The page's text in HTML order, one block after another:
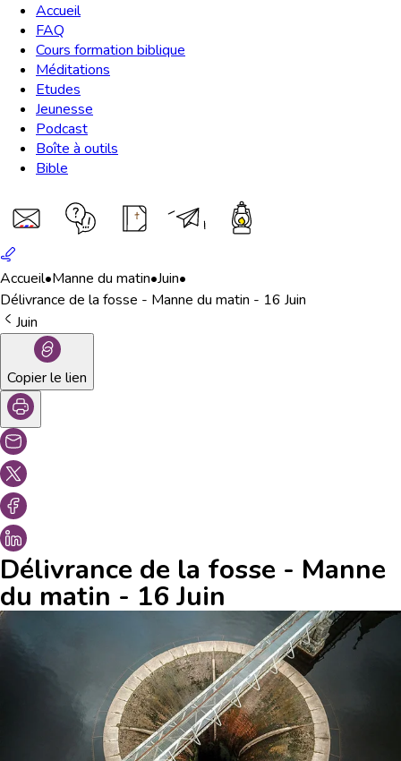
Accueil
FAQ
Cours formation biblique
Méditations
Etudes
Jeunesse
Podcast
Boîte à outils
Bible
Accueil•Manne du matin•Juin•
Délivrance de la fosse - Manne du matin - 16 Juin
Juin
Copier le lien
Délivrance de la fosse - Manne
du matin - 16 Juin